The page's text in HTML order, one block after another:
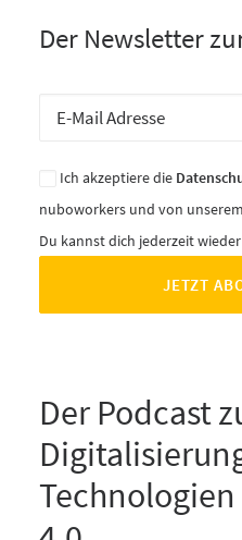
Der Newsletter
Ich akzeptiere die
nuboworkers und von
Du kannst dich jederzeit
Der Podcast